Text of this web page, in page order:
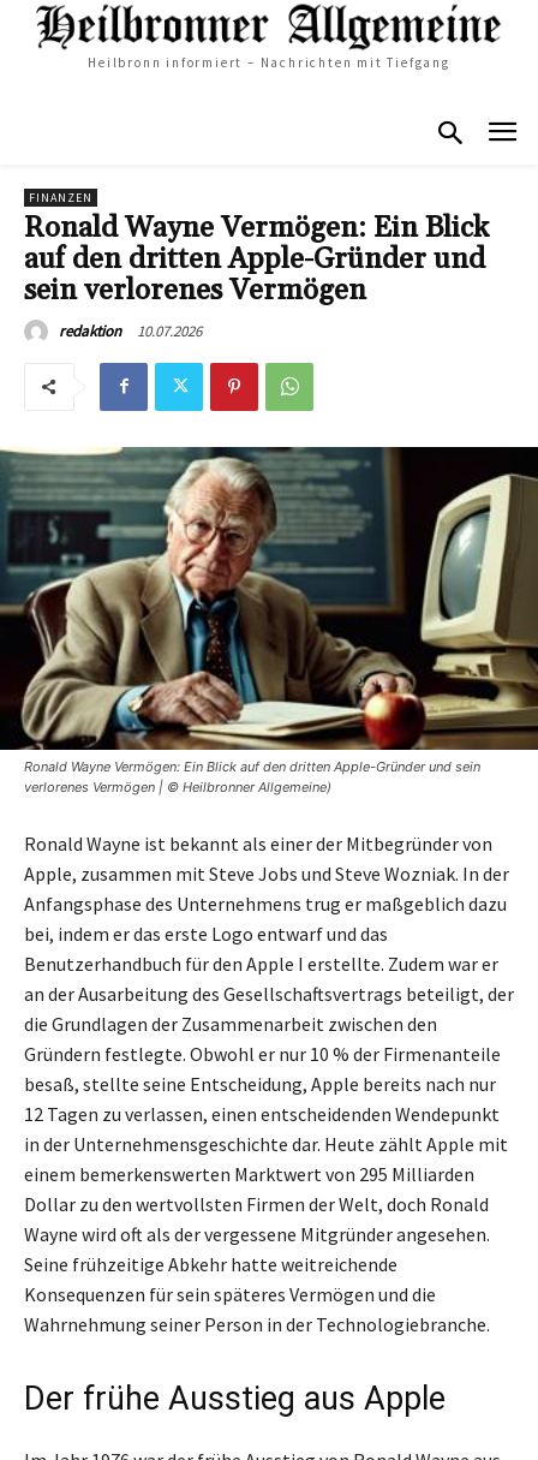
Heilbronn informiert – Nachrichten mit Tiefgang
FINANZEN
Ronald Wayne Vermögen: Ein Blick
auf den dritten Apple-Gründer und
sein verlorenes Vermögen
redaktion 10.07.2026
Ronald Wayne Vermögen: Ein Blick auf den dritten Apple-Gründer und sein
verlorenes Vermögen | © Heilbronner Allgemeine)
Ronald Wayne ist bekannt als einer der Mitbegründer von
Apple, zusammen mit Steve Jobs und Steve Wozniak. In der
Anfangsphase des Unternehmens trug er maßgeblich dazu
bei, indem er das erste Logo entwarf und das
Benutzerhandbuch für den Apple I erstellte. Zudem war er
an der Ausarbeitung des Gesellschaftsvertrags beteiligt, der
die Grundlagen der Zusammenarbeit zwischen den
Gründern festlegte. Obwohl er nur 10 % der Firmenanteile
besaß, stellte seine Entscheidung, Apple bereits nach nur
12 Tagen zu verlassen, einen entscheidenden Wendepunkt
in der Unternehmensgeschichte dar. Heute zählt Apple mit
einem bemerkenswerten Marktwert von 295 Milliarden
Dollar zu den wertvollsten Firmen der Welt, doch Ronald
Wayne wird oft als der vergessene Mitgründer angesehen.
Seine frühzeitige Abkehr hatte weitreichende
Konsequenzen für sein späteres Vermögen und die
Wahrnehmung seiner Person in der Technologiebranche.
Der frühe Ausstieg aus Apple